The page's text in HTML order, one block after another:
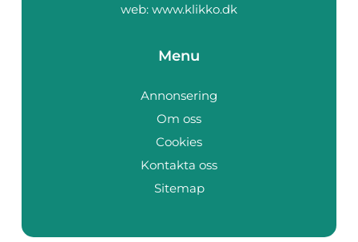
web: www.klikko.dk
Menu
Annonsering
Om oss
Cookies
Kontakta oss
Sitemap